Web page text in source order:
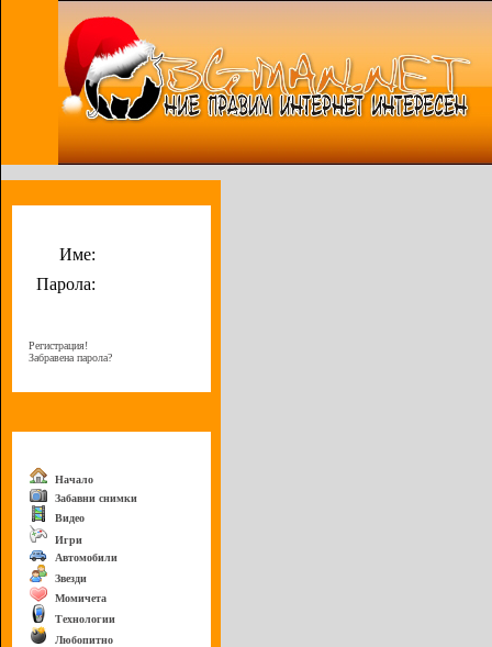
Име:
Парола:
Регистрация!
Забравена парола?
Начало
Забавни снимки
Видео
Игри
Автомобили
Звезди
Момичета
Технологии
Любопитно